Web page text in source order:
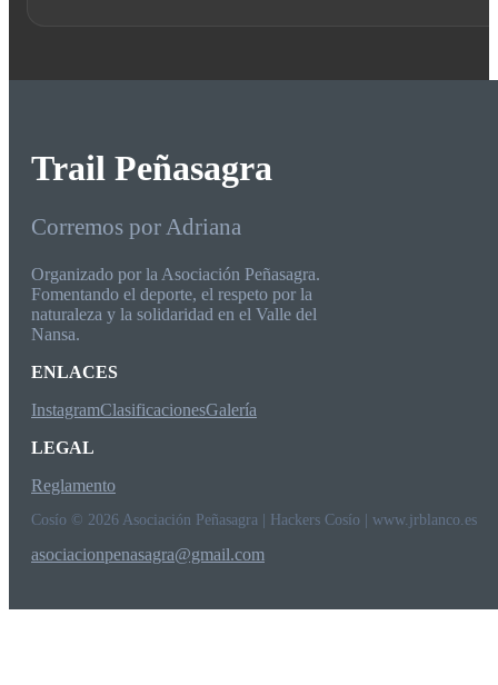
Trail Peñasagra
Corremos por Adriana
Organizado por la Asociación Peñasagra.
Fomentando el deporte, el respeto por la
naturaleza y la solidaridad en el Valle del
Nansa.
ENLACES
InstagramClasificacionesGalería
LEGAL
Reglamento
Cosío © 2026 Asociación Peñasagra | Hackers Cosío | www.jrblanco.es
asociacionpenasagra@gmail.com